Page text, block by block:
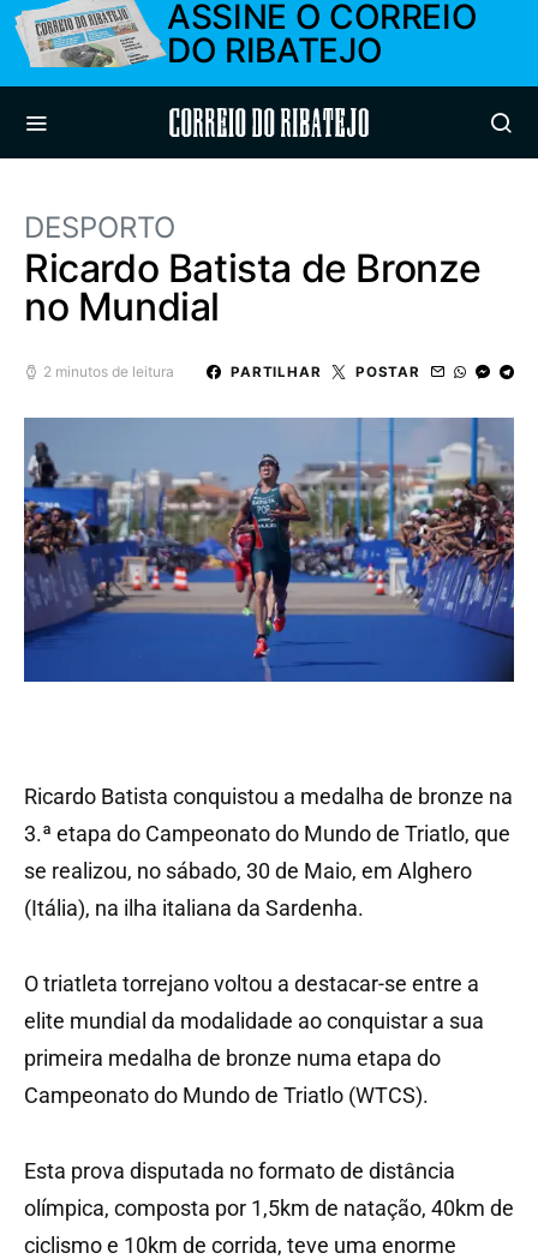
ASSINE O CORREIO
DO RIBATEJO
Correio do Ribatejo
DESPORTO
Ricardo Batista de Bronze
no Mundial
2 minutos de leitura PARTILHAR POSTAR
Ricardo Batista conquistou a medalha de bronze na
3.ª etapa do Campeonato do Mundo de Triatlo, que
se realizou, no sábado, 30 de Maio, em Alghero
(Itália), na ilha italiana da Sardenha.
O triatleta torrejano voltou a destacar-se entre a
elite mundial da modalidade ao conquistar a sua
primeira medalha de bronze numa etapa do
Campeonato do Mundo de Triatlo (WTCS).
Esta prova disputada no formato de distância
olímpica, composta por 1,5km de natação, 40km de
ciclismo e 10km de corrida, teve uma enorme